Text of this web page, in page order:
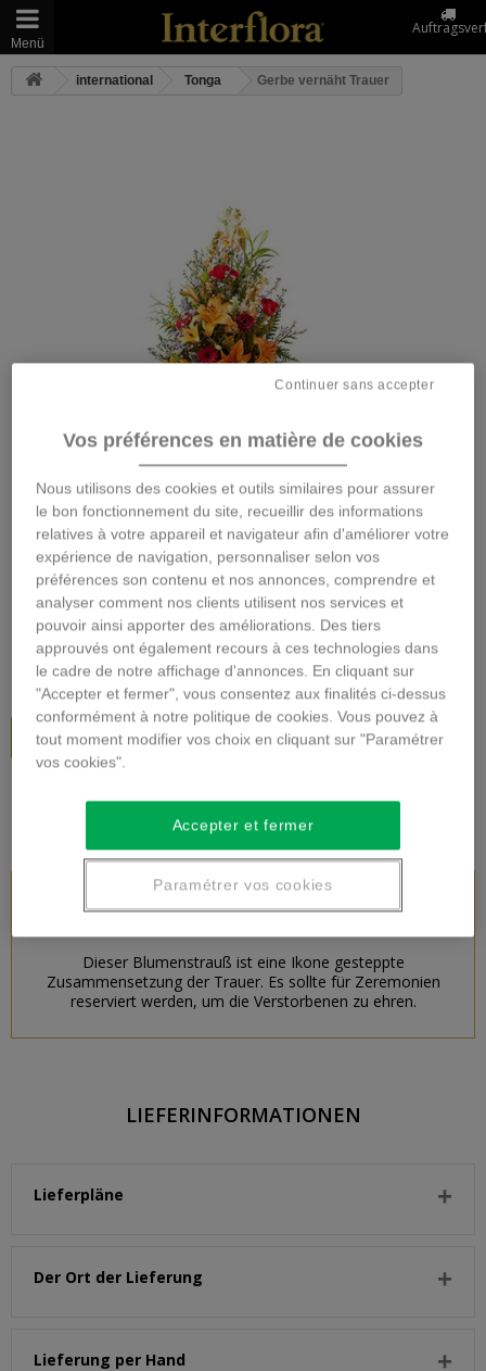
Menü
international Tonga Gerbe vernäht Trauer
Vergrößern
GERBE VERNÄHT TRAUER
Beschreibung
46,00 €inkl. MwSt.
In den Warenkorb
PRODUKTBESCHREIBUNG
Dieser Blumenstrauß ist eine Ikone gesteppte
Zusammensetzung der Trauer. Es sollte für Zeremonien
reserviert werden, um die Verstorbenen zu ehren.
LIEFERINFORMATIONEN
Lieferpläne
Der Ort der Lieferung
Lieferung per Hand
Vos préférences en matière de cookies
Nous utilisons des cookies et outils similaires pour assurer
le bon fonctionnement du site, recueillir des informations
relatives à votre appareil et navigateur afin d'améliorer votre
expérience de navigation, personnaliser selon vos
préférences son contenu et nos annonces, comprendre et
analyser comment nos clients utilisent nos services et
pouvoir ainsi apporter des améliorations. Des tiers
approuvés ont également recours à ces technologies dans
le cadre de notre affichage d'annonces. En cliquant sur
"Accepter et fermer", vous consentez aux finalités ci-dessus
conformément à notre politique de cookies. Vous pouvez à
tout moment modifier vos choix en cliquant sur "Paramétrer
vos cookies".
Continuer sans accepter
Accepter et fermer
Paramétrer vos cookies